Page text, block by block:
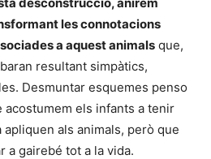
les connotacions
a aquest animals que,
resultant simpàtics,
Desmuntar esquemes penso
els infants a tenir
apliquen als animals, però que
a gairebé tot a la vida.